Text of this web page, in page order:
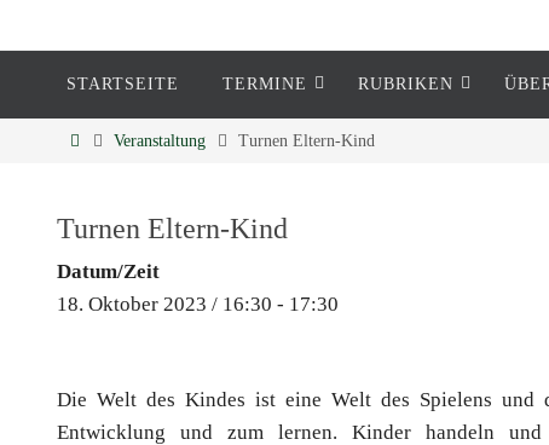
Eckenheim
STARTSEITE TERMINE RUBRIKEN
Veranstaltung Turnen Eltern-Kind
Turnen Eltern-Kind
Datum/Zeit
18. Oktober 2023 / 16:30 - 17:30
Die Welt des Kindes ist eine Welt des Spielens und
Entwicklung und zum lernen. Kinder handeln und